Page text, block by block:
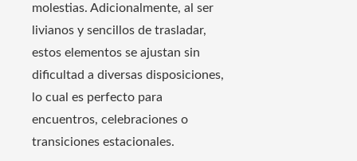
molestias. Adicionalmente, al ser
livianos y sencillos de trasladar,
estos elementos se ajustan sin
dificultad a diversas disposiciones,
lo cual es perfecto para
encuentros, celebraciones o
transiciones estacionales.